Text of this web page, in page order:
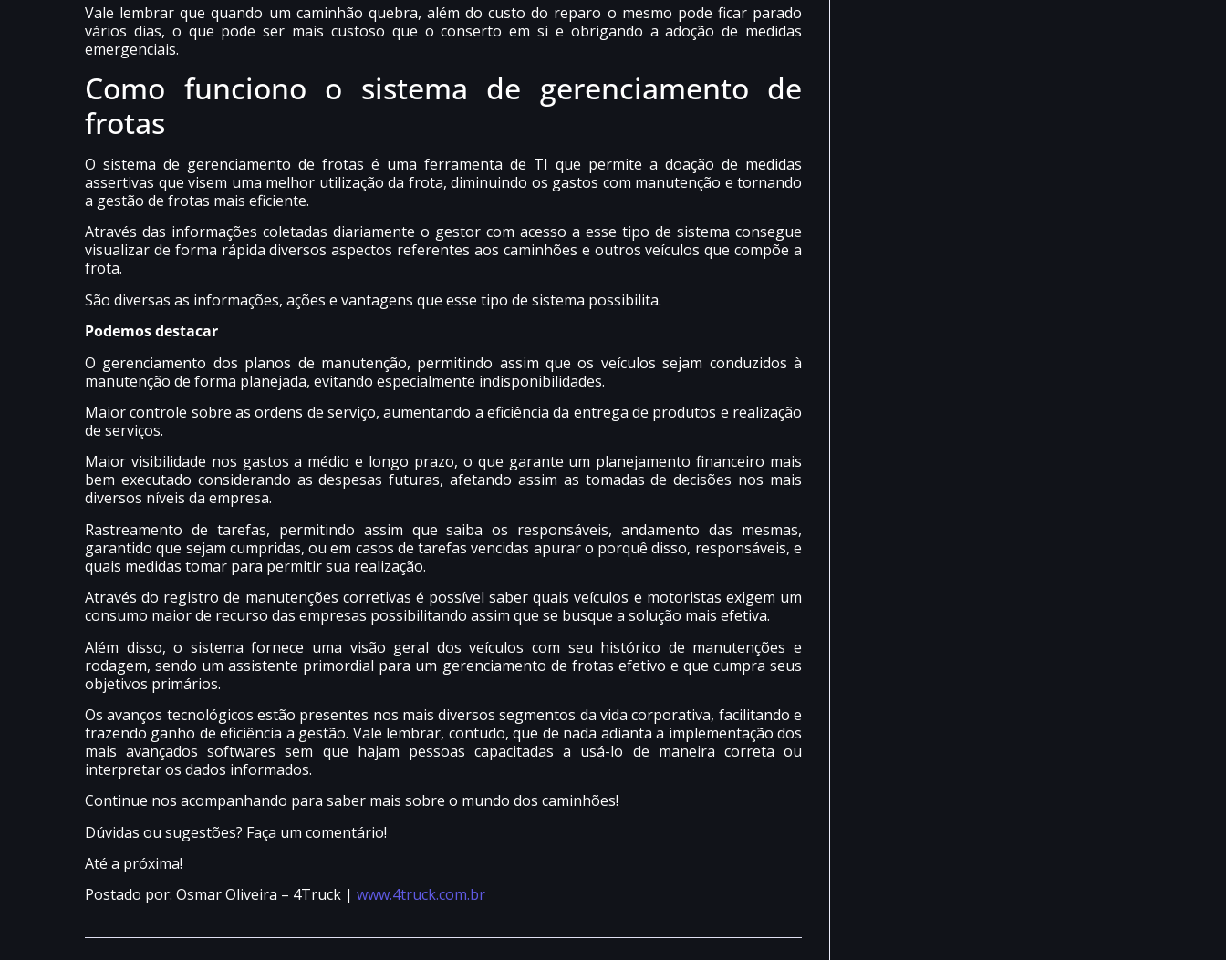
Vale lembrar que quando um caminhão quebra, além do custo do reparo o mesmo pode ficar parado
vários dias, o que pode ser mais custoso que o conserto em si e obrigando a adoção de medidas
emergenciais.
Como funciono o sistema de gerenciamento de
frotas
O sistema de gerenciamento de frotas é uma ferramenta de TI que permite a doação de medidas
assertivas que visem uma melhor utilização da frota, diminuindo os gastos com manutenção e tornando
a gestão de frotas mais eficiente.
Através das informações coletadas diariamente o gestor com acesso a esse tipo de sistema consegue
visualizar de forma rápida diversos aspectos referentes aos caminhões e outros veículos que compõe a
frota.
São diversas as informações, ações e vantagens que esse tipo de sistema possibilita.
Podemos destacar
O gerenciamento dos planos de manutenção, permitindo assim que os veículos sejam conduzidos à
manutenção de forma planejada, evitando especialmente indisponibilidades.
Maior controle sobre as ordens de serviço, aumentando a eficiência da entrega de produtos e realização
de serviços.
Maior visibilidade nos gastos a médio e longo prazo, o que garante um planejamento financeiro mais
bem executado considerando as despesas futuras, afetando assim as tomadas de decisões nos mais
diversos níveis da empresa.
Rastreamento de tarefas, permitindo assim que saiba os responsáveis, andamento das mesmas,
garantido que sejam cumpridas, ou em casos de tarefas vencidas apurar o porquê disso, responsáveis, e
quais medidas tomar para permitir sua realização.
Através do registro de manutenções corretivas é possível saber quais veículos e motoristas exigem um
consumo maior de recurso das empresas possibilitando assim que se busque a solução mais efetiva.
Além disso, o sistema fornece uma visão geral dos veículos com seu histórico de manutenções e
rodagem, sendo um assistente primordial para um gerenciamento de frotas efetivo e que cumpra seus
objetivos primários.
Os avanços tecnológicos estão presentes nos mais diversos segmentos da vida corporativa, facilitando e
trazendo ganho de eficiência a gestão. Vale lembrar, contudo, que de nada adianta a implementação dos
mais avançados softwares sem que hajam pessoas capacitadas a usá-lo de maneira correta ou
interpretar os dados informados.
Continue nos acompanhando para saber mais sobre o mundo dos caminhões!
Dúvidas ou sugestões? Faça um comentário!
Até a próxima!
Postado por: Osmar Oliveira – 4Truck | www.4truck.com.br